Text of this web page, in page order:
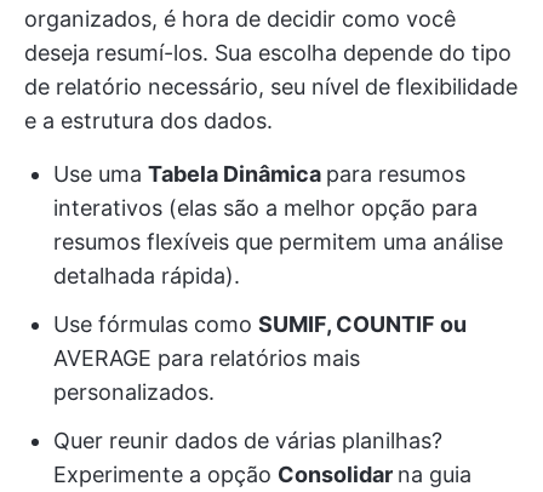
organizados, é hora de decidir como você
deseja resumí-los. Sua escolha depende do tipo
de relatório necessário, seu nível de flexibilidade
e a estrutura dos dados.
Use uma Tabela Dinâmica para resumos
interativos (elas são a melhor opção para
resumos flexíveis que permitem uma análise
detalhada rápida).
Use fórmulas como SUMIF, COUNTIF ou
AVERAGE para relatórios mais
personalizados.
Quer reunir dados de várias planilhas?
Experimente a opção Consolidar na guia